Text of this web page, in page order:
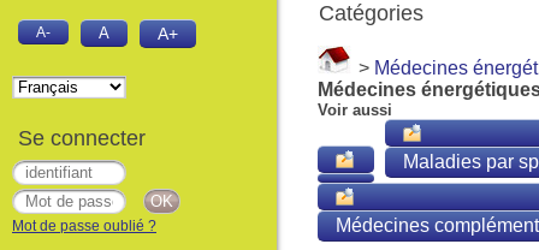
Catégories
> Médecines
Médecines
Voir aussi
Maladies par
Médecines
A- A A+
Se connecter
Mot de passe oublié ?